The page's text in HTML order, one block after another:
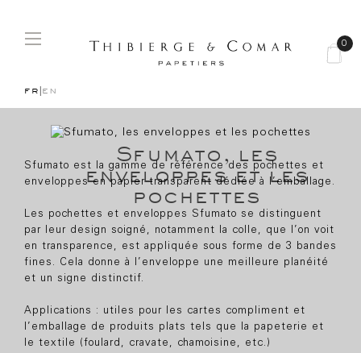
Basculer
☰
en
fr|
0
Sfumato, les
enveloppes et les
pochettes
Sfumato est la gamme de référence des pochettes et
enveloppes en papier transparent dédiée à l’emballage.
Les pochettes et enveloppes Sfumato se distinguent
par leur design soigné, notamment la colle, que l’on voit
en transparence, est appliquée sous forme de 3 bandes
fines. Cela donne à l’enveloppe une meilleure planéité
et un signe distinctif.
Applications : utiles pour les cartes compliment et
l’emballage de produits plats tels que la papeterie et
le textile (foulard, cravate, chamoisine, etc.)